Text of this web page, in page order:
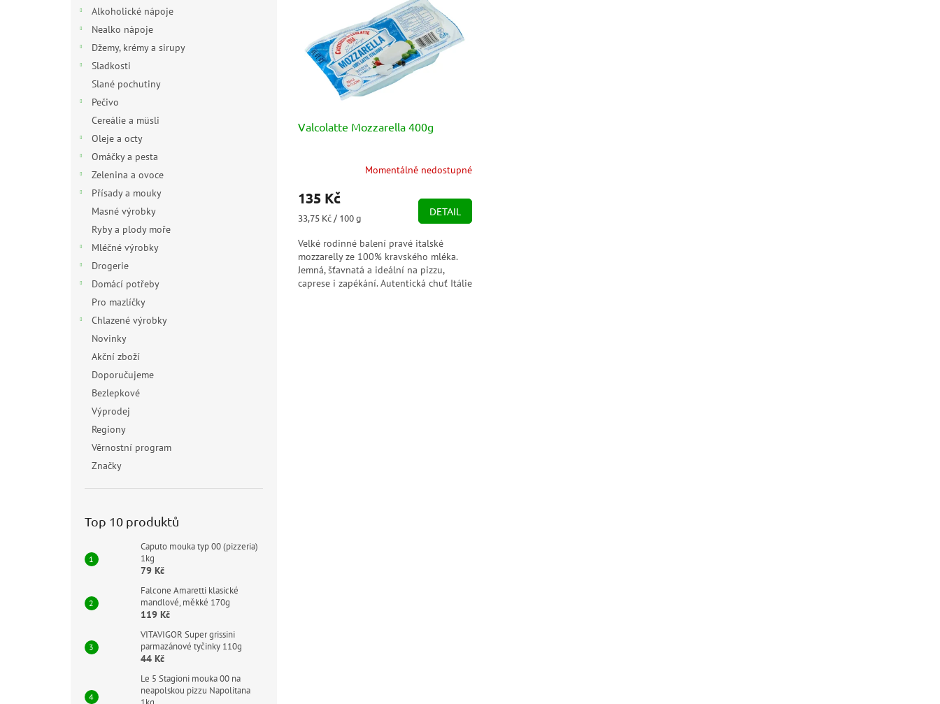
Alkoholické nápoje
Nealko nápoje
Džemy, krémy a sirupy
Sladkosti
Slané pochutiny
Pečivo
Cereálie a müsli
Oleje a octy
Omáčky a pesta
Zelenina a ovoce
Přísady a mouky
Masné výrobky
Ryby a plody moře
Mléčné výrobky
Drogerie
Domácí potřeby
Pro mazlíčky
Chlazené výrobky
Novinky
Akční zboží
Doporučujeme
Bezlepkové
Výprodej
Regiony
Věrnostní program
Značky
Top 10 produktů
Caputo mouka typ 00 (pizzeria)
1kg
79 Kč
Falcone Amaretti klasické
mandlové, měkké 170g
119 Kč
VITAVIGOR Super grissini
parmazánové tyčinky 110g
44 Kč
Le 5 Stagioni mouka 00 na
neapolskou pizzu Napolitana
Valcolatte Mozzarella 400g
Momentálně nedostupné
135 Kč
Měrná
33,75 Kč / 100 g
DETAIL
Velké rodinné balení pravé italské
mozzarelly ze 100% kravského mléka.
Jemná, šťavnatá a ideální na pizzu,
caprese i zapékání. Autentická chuť Itálie